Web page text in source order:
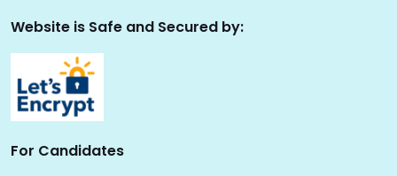
Website is Safe and Secured by:
For Candidates